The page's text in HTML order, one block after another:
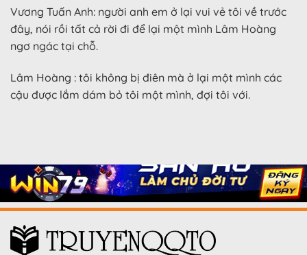
Vương Tuấn Anh: người anh em ở lại vui vẻ tôi về trước
đây, nói rồi tất cả rời đi để lại một mình Lâm Hoàng
ngơ ngác tại chỗ.
Lâm Hoàng : tôi không bị điên mà ở lại một mình các
cậu được lắm dám bỏ tôi một mình, đợi tôi với.